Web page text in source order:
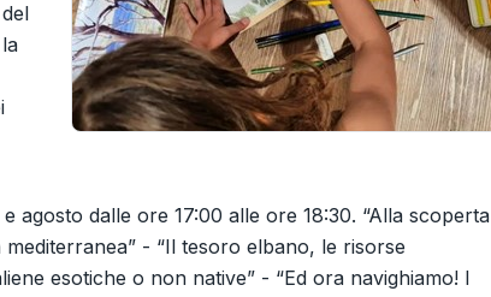
agosto dalle ore 17:00 alle ore 18:30. “Alla scoperta
- “Il tesoro elbano, le risorse
esotiche o non native” - “Ed ora navighiamo! I